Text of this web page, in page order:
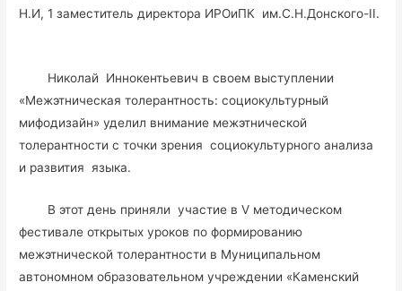
Н.И, 1 заместитель директора ИРОиПК им.С.Н.Донского-II.
Николай Иннокентьевич в своем выступлении
«Межэтническая толерантность: социокультурный
мифодизайн» уделил внимание межэтнической
толерантности с точки зрения социокультурного анализа
и развития языка.
В этот день приняли участие в V методическом
фестивале открытых уроков по формированию
межэтнической толерантности в Муниципальном
автономном образовательном учреждении «Каменский